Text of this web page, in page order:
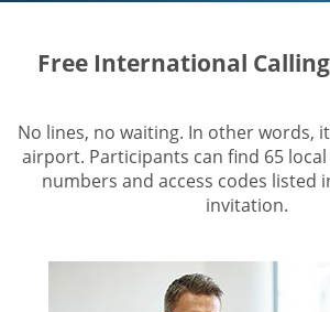
Free International
No lines, no waiting. In other words,
airport. Participants can find 65
numbers and access codes listed
invitation.